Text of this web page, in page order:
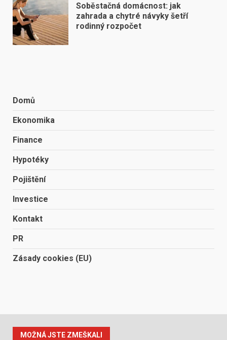
Soběstačná domácnost: jak
zahrada a chytré návyky šetří
rodinný rozpočet
Domů
Ekonomika
Finance
Hypotéky
Pojištění
Investice
Kontakt
PR
Zásady cookies (EU)
MOŽNÁ JSTE ZMEŠKALI